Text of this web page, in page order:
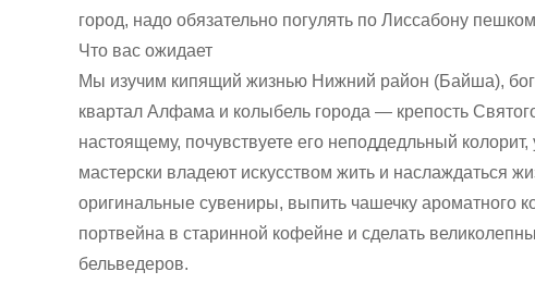
город, надо обязательно погулять по Лиссабону
Что вас ожидает
Мы изучим кипящий жизнью Нижний район (Байша),
квартал Алфама и колыбель города — крепость
настоящему, почувствуете его неподдедльный
мастерски владеют искусством жить и наслаждаться
оригинальные сувениры, выпить чашечку ароматного
портвейна в старинной кофейне и сделать
бельведеров.